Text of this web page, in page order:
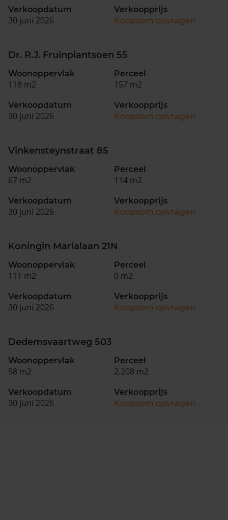
Verkoopdatum
30 juni 2026
Verkoopprijs
Koopsom opvragen
Dr. R.J. Fruinplantsoen 55
Woonoppervlak
118 m2
Perceel
157 m2
Verkoopdatum
30 juni 2026
Verkoopprijs
Koopsom opvragen
Vinkensteynstraat 85
Woonoppervlak
67 m2
Perceel
114 m2
Verkoopdatum
30 juni 2026
Verkoopprijs
Koopsom opvragen
Koningin Marialaan 21N
Woonoppervlak
111 m2
Perceel
0 m2
Verkoopdatum
30 juni 2026
Verkoopprijs
Koopsom opvragen
Dedemsvaartweg 503
Woonoppervlak
98 m2
Perceel
2.208 m2
Verkoopdatum
30 juni 2026
Verkoopprijs
Koopsom opvragen